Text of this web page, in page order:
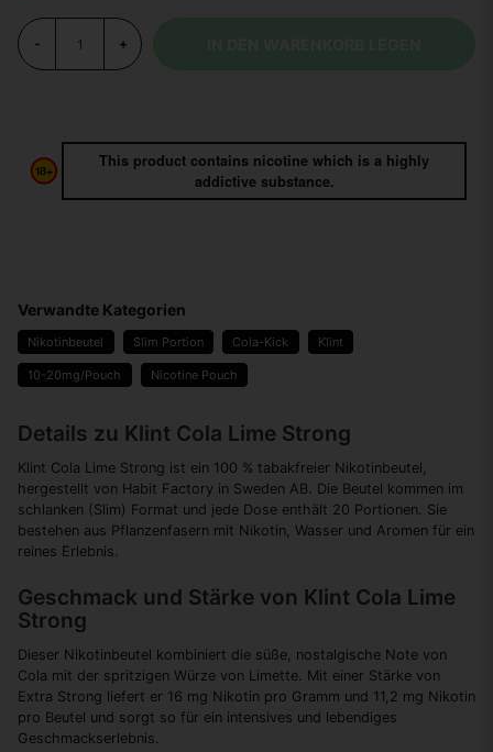
- +
This product contains nicotine which is a highly
addictive substance.
Verwandte Kategorien
Nikotinbeutel Slim Portion Cola-Kick Klint
10-20mg/Pouch Nicotine Pouch
Details zu Klint Cola Lime Strong
Klint Cola Lime Strong ist ein 100 % tabakfreier Nikotinbeutel,
hergestellt von Habit Factory in Sweden AB. Die Beutel kommen im
schlanken (Slim) Format und jede Dose enthält 20 Portionen. Sie
bestehen aus Pflanzenfasern mit Nikotin, Wasser und Aromen für ein
reines Erlebnis.
Geschmack und Stärke von Klint Cola Lime
Strong
Dieser Nikotinbeutel kombiniert die süße, nostalgische Note von
Cola mit der spritzigen Würze von Limette. Mit einer Stärke von
Extra Strong liefert er 16 mg Nikotin pro Gramm und 11,2 mg Nikotin
pro Beutel und sorgt so für ein intensives und lebendiges
Geschmackserlebnis.